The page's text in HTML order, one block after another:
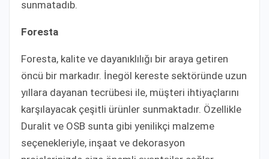
sunmatadıb.
Foresta
Foresta, kalite ve dayanıklılığı bir araya getiren
öncü bir markadır. İnegöl kereste sektöründe uzun
yıllara dayanan tecrübesi ile, müşteri ihtiyaçlarını
karşılayacak çeşitli ürünler sunmaktadır. Özellikle
Duralit ve OSB sunta gibi yenilikçi malzeme
seçenekleriyle, inşaat ve dekorasyon